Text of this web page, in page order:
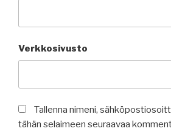
Verkkosivusto
Tallenna nimeni,
tähän selaimeen seuraavaa